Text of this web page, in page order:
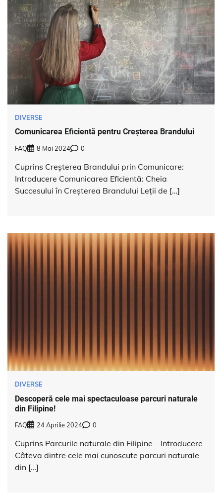
DIVERSE
Comunicarea Eficientă pentru Creșterea Brandului
FAQ 8 Mai 2024 0
Cuprins Creșterea Brandului prin Comunicare:
Introducere Comunicarea Eficientă: Cheia
Succesului în Creșterea Brandului Leții de […]
DIVERSE
Descoperă cele mai spectaculoase parcuri naturale
din Filipine!
FAQ 24 Aprilie 2024 0
Cuprins Parcurile naturale din Filipine – Introducere
Câteva dintre cele mai cunoscute parcuri naturale
din […]